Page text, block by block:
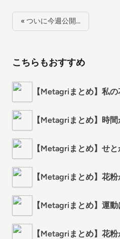
« ついに今週公開…
こちらもおすすめ
【Metagriまとめ】私
【Metagriまとめ】時
【Metagriまとめ】せ
【Metagriまとめ】花
【Metagriまとめ】運動
【Metagriまとめ】花